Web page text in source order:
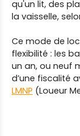
qu'un lit, des
la vaisselle,
Ce mode de
flexibilité : les
un an, ou neuf
d’une fiscalité
LMNP (Loueur